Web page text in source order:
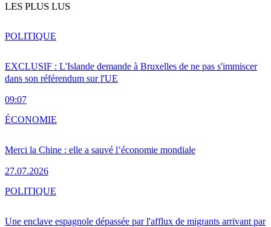
LES PLUS LUS
EXCLUSIF : L'Islande demande à Bruxelles de ne pas s'immiscer
dans son référendum sur l'UE
09:07
POLITIQUE
Merci la Chine : elle a sauvé l’économie mondiale
27.07.2026
ÉCONOMIE
Une enclave espagnole dépassée par l'afflux de migrants arrivant par
POLITIQUE